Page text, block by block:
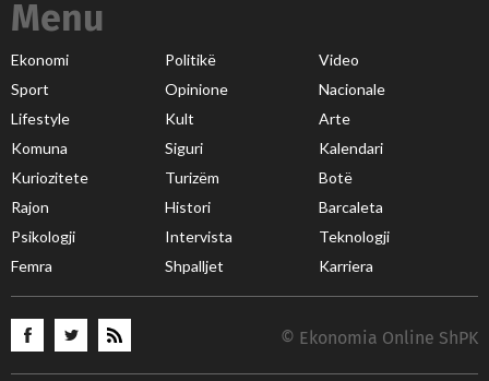
Menu
Ekonomi Politikë
Video
Sport
Opinione
Nacionale
Lifestyle
Kult
Arte
Komuna
Siguri
Kalendari
Kuriozitete
Turizëm
Botë
Rajon
Histori
Barcaleta
Psikologji
Intervista
Teknologji
Femra
Shpalljet Karriera
© Ekonomia Online ShPK